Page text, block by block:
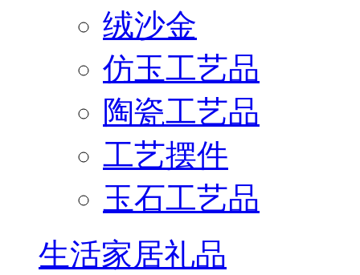
绒沙金
仿玉工艺品
陶瓷工艺品
工艺摆件
玉石工艺品
生活家居礼品